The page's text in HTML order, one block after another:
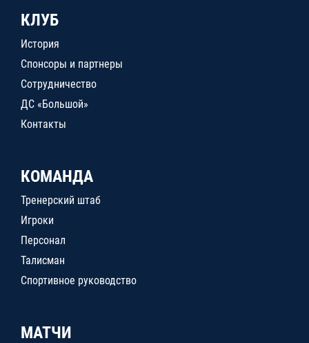
КЛУБ
История
Спонсоры и партнеры
Сотрудничество
ДС «Большой»
Контакты
КОМАНДА
Тренерский штаб
Игроки
Персонал
Талисман
Спортивное руководство
МАТЧИ